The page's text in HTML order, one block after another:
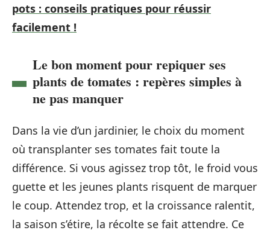
pots : conseils pratiques pour réussir
facilement !
Le bon moment pour repiquer ses
plants de tomates : repères simples à
ne pas manquer
Dans la vie d’un jardinier, le choix du moment
où transplanter ses tomates fait toute la
différence. Si vous agissez trop tôt, le froid vous
guette et les jeunes plants risquent de marquer
le coup. Attendez trop, et la croissance ralentit,
la saison s’étire, la récolte se fait attendre. Ce